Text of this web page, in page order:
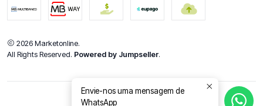
2026 Marketonline.
All Rights Reserved. Powered by Jumpseller.
DE VOLTA AO TOPO
Envie-nos uma mensagem de
WhatsApp